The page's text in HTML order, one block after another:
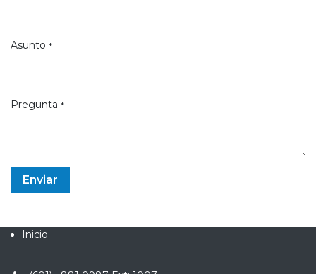
Asunto *
Pregunta *
Enviar
Inicio